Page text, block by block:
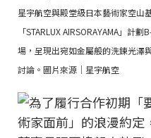
星宇航空與殿堂級日本藝術家空山
「STARLUX AIRSORAYAMA」計
場，呈現出宛如金屬般的洗鍊光澤
討論。圖片來源｜星宇航空